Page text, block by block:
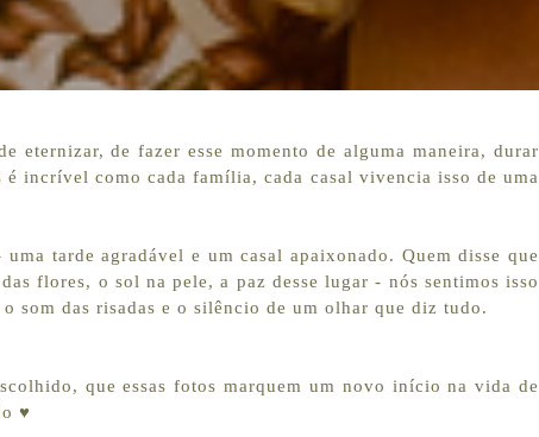
eternizar, de fazer esse momento de alguma maneira, durar
é incrível como cada família, cada casal vivencia isso de uma
tarde agradável e um casal apaixonado. Quem disse que
flores, o sol na pele, a paz desse lugar - nós sentimos isso
som das risadas e o silêncio de um olhar que diz tudo.
que essas fotos marquem um novo início na vida de
♥